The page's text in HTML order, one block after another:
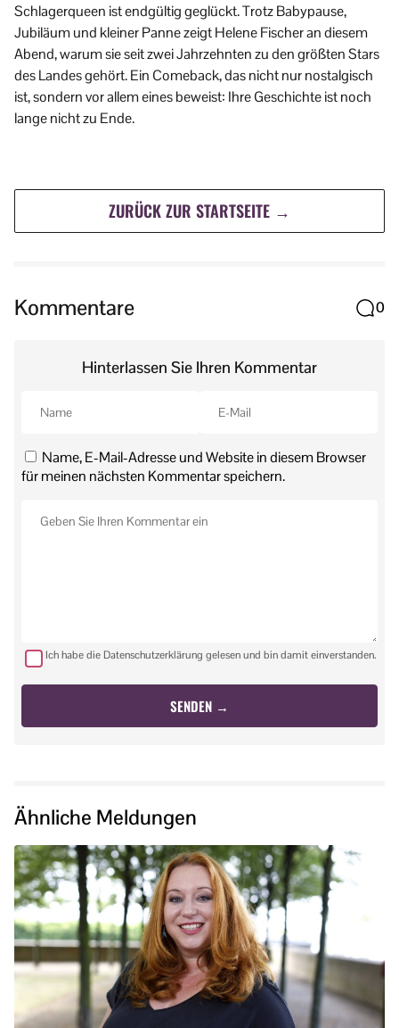
Schlagerqueen ist endgültig geglückt. Trotz Babypause,
Jubiläum und kleiner Panne zeigt Helene Fischer an diesem
Abend, warum sie seit zwei Jahrzehnten zu den größten Stars
des Landes gehört. Ein Comeback, das nicht nur nostalgisch
ist, sondern vor allem eines beweist: Ihre Geschichte ist noch
lange nicht zu Ende.
ZURÜCK ZUR STARTSEITE →
Kommentare 0
Hinterlassen Sie Ihren Kommentar
Name, E-Mail-Adresse und Website in diesem Browser
für meinen nächsten Kommentar speichern.
Ich habe die Datenschutzerklärung gelesen und bin damit einverstanden.
Ähnliche Meldungen